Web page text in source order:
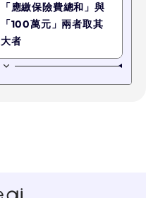
「應繳保險費總和」與
「100萬元 」兩者取其
大者